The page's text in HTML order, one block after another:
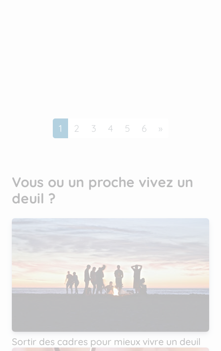
1 2 3 4 5 6 »Suivant
Vous ou un proche vivez un
deuil ?
Sortir des cadres pour mieux vivre un deuil